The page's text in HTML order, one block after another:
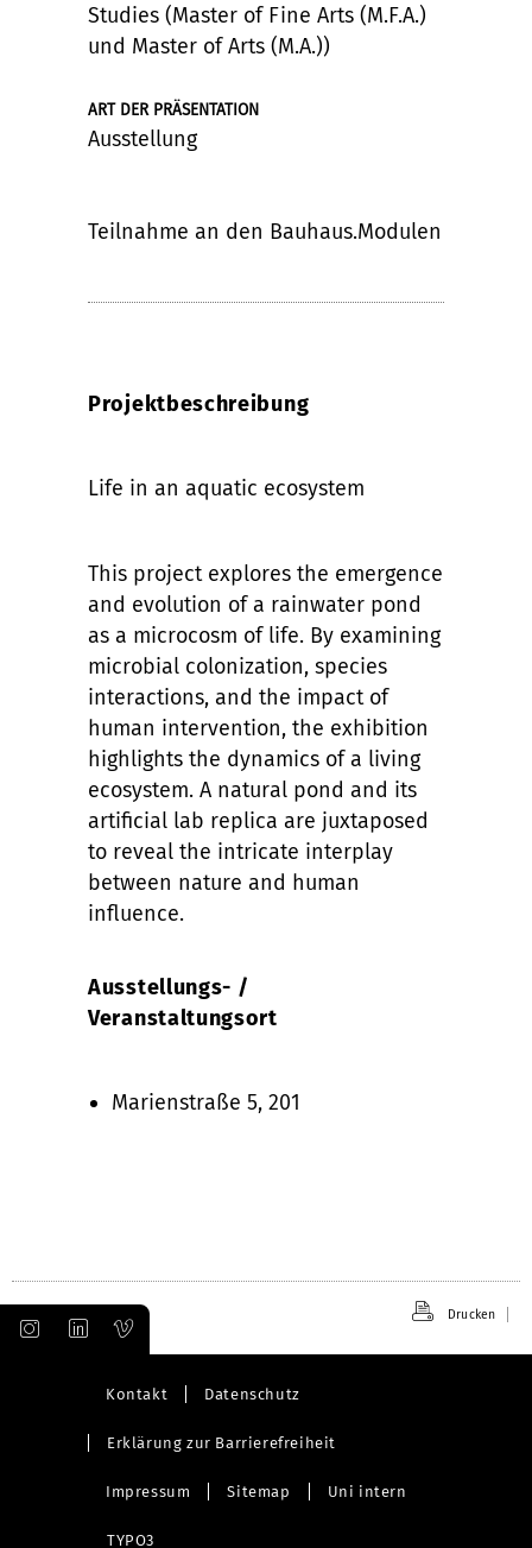
Studies (Master of Fine Arts (M.F.A.)
und Master of Arts (M.A.))
ART DER PRÄSENTATION
Ausstellung
Teilnahme an den Bauhaus.Modulen
Projektbeschreibung
Life in an aquatic ecosystem
This project explores the emergence
and evolution of a rainwater pond
as a microcosm of life. By examining
microbial colonization, species
interactions, and the impact of
human intervention, the exhibition
highlights the dynamics of a living
ecosystem. A natural pond and its
artificial lab replica are juxtaposed
to reveal the intricate interplay
between nature and human
influence.
Ausstellungs- /
Veranstaltungsort
Marienstraße 5, 201
Drucken
Kontakt Datenschutz
Erklärung zur Barrierefreiheit
Impressum Sitemap Uni intern
TYPO3